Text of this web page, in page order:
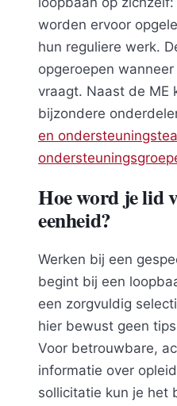
worden ervoor
hun reguliere werk.
opgeroepen
vraagt. Naast de ME
bijzondere
en
Hoe word je lid
eenheid?
Werken bij een
begint bij een
een zorgvuldig
hier bewust geen
Voor betrouwbare,
informatie over
sollicitatie kun je het